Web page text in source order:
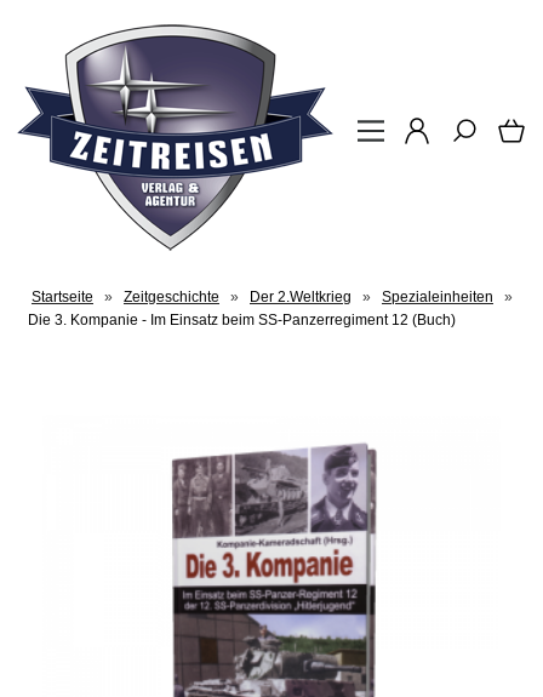
Startseite » Zeitgeschichte » Der 2.Weltkrieg » Spezialeinheiten
»
Die 3. Kompanie - Im Einsatz beim SS-Panzerregiment 12 (Buch)